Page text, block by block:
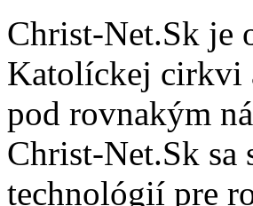
Christ-Net.Sk je
Katolíckej cirkvi
pod rovnakým
Christ-Net.Sk
technológií pre